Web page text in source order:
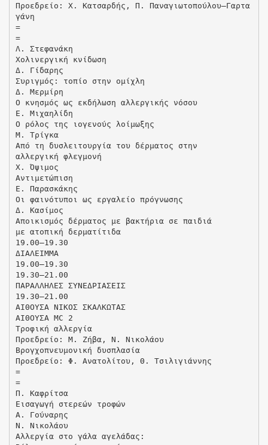
Προεδρείο: Χ. Κατσαρδής, Π. Παναγιωτοπούλου–Γαρτα
γάνη
=
=
Λ. Στεφανάκη
Χολινεργική κνίδωση
Δ. Γίδαρης
Συριγμός: τοπίο στην ομίχλη
Δ. Μερμίρη
Ο κνησμός ως εκδήλωση αλλεργικής νόσου
Ε. Μιχαηλίδη
Ο ρόλος της ιογενούς λοίμωξης
Μ. Τρίγκα
Από τη δυσλειτουργία του δέρματος στην
αλλεργική φλεγμονή
Χ. Όψιμος
Αντιμετώπιση
Ε. Παρασκάκης
Οι φαινότυποι ως εργαλείο πρόγνωσης
Δ. Κασίμος
Αποικισμός δέρματος με βακτήρια σε παιδιά
με ατοπική δερματίτιδα
19.00–19.30
ΔΙΑΛΕΙΜΜΑ
19.00–19.30
19.30–21.00
ΠΑΡΑΛΛΗΛΕΣ ΣΥΝΕΔΡΙΑΣΕΙΣ
19.30–21.00
ΑΙΘΟΥΣΑ ΝΙΚΟΣ ΣΚΑΛΚΩΤΑΣ
ΑΙΘΟΥΣΑ MC 2
Τροφική αλλεργία
Προεδρείο: Μ. Ζήβα, Ν. Νικολάου
Βρογχοπνευμονική δυσπλασία
Προεδρείο: Φ. Ανατολίτου, Θ. Τσιλιγιάννης
=
=
Π. Καφρίτσα
Εισαγωγή στερεών τροφών
Α. Γούναρης
Ν. Νικολάου
Αλλεργία στο γάλα αγελάδας: